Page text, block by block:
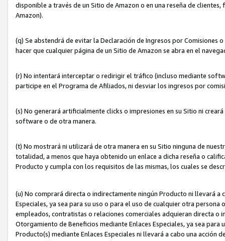
disponible a través de un Sitio de Amazon o en una reseña de
Amazon).
(q) Se abstendrá de evitar la Declaración de Ingresos por
hacer que cualquier página de un Sitio de Amazon se abra en el
(r) No intentará interceptar o redirigir el tráfico (incluso mediante
participe en el Programa de Afiliados, ni desviar los ingresos por
(s) No generará artificialmente clicks o impresiones en su Sitio ni
software o de otra manera.
(t) No mostrará ni utilizará de otra manera en su Sitio ninguna de
totalidad, a menos que haya obtenido un enlace a dicha reseña o
Producto y cumpla con los requisitos de las mismas, los cuales se
(u) No comprará directa o indirectamente ningún Producto ni llevará a
Especiales, ya sea para su uso o para el uso de cualquier otra
empleados, contratistas o relaciones comerciales adquieran directa o
Otorgamiento de Beneficios mediante Enlaces Especiales, ya sea
Producto(s) mediante Enlaces Especiales ni llevará a cabo una